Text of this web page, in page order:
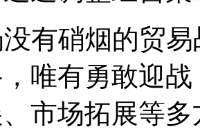
有硝烟的贸易
唯有勇敢迎
市场拓展等